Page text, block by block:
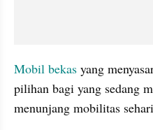
Mobil bekas yang
pilihan bagi yang sedang
menunjang mobilitas